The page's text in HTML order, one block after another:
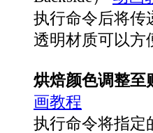
执行命令后将传
透明材质可以方
烘焙颜色调整至
画教程
执行命令将指定